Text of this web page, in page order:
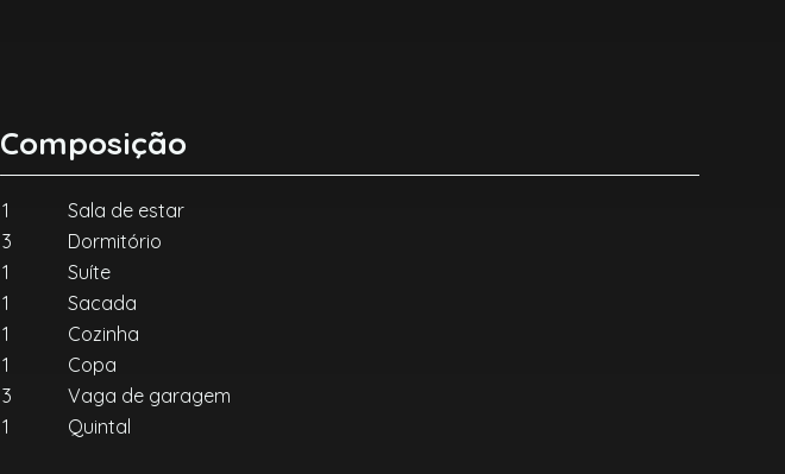
Composição
1
Sala de estar
3
Dormitório
1
Suíte
1
Sacada
1
Cozinha
1
Copa
3
Vaga de garagem
1
Quintal